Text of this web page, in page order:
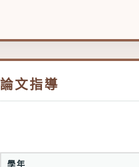
論文指導
學年